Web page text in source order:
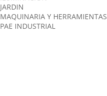
JARDIN
MAQUINARIA Y HERRAMIENTAS
PAE INDUSTRIAL